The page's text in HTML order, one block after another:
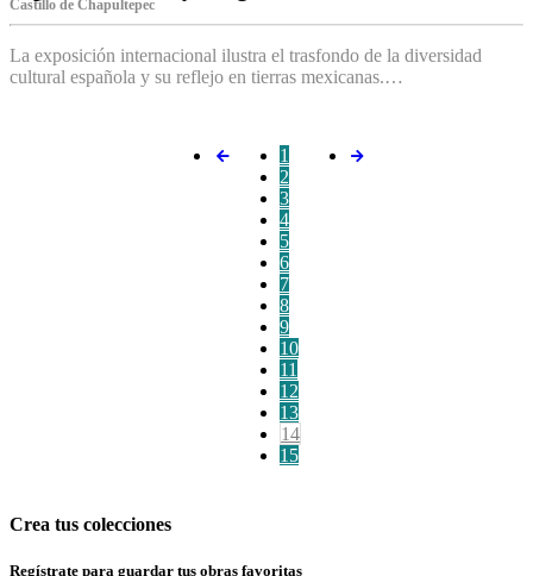
Castillo de Chapultepec
La exposición internacional ilustra el trasfondo de la diversidad
cultural española y su reflejo en tierras mexicanas.…
1
2
3
4
5
6
7
8
9
10
11
12
13
14
15
Crea tus colecciones
Regístrate para guardar tus obras favoritas